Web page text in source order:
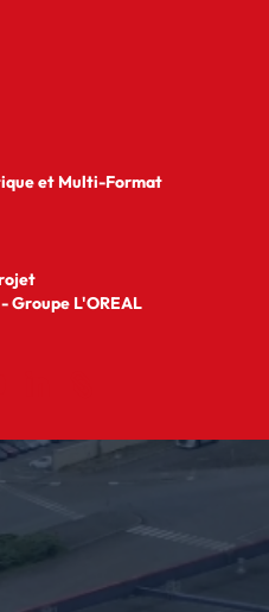
et Multi-Format
Groupe L'OREAL